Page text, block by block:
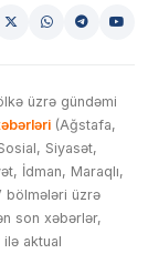
üzrə gündəmi
(Ağstafa,
Siyasət,
İdman, Maraqlı,
bölmələri üzrə
son xəbərlər,
aktual